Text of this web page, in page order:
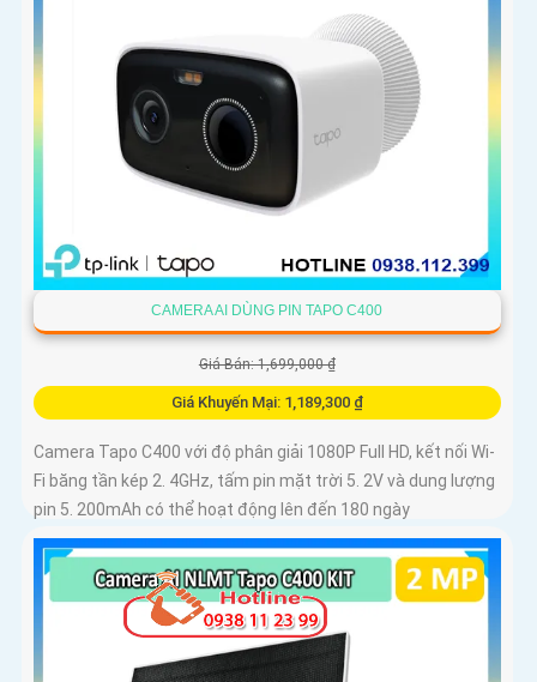
CAMERA AI DÙNG PIN TAPO C400
Giá Bán: 1,699,000 ₫
Giá Khuyến Mại: 1,189,300 ₫
Camera Tapo C400 với độ phân giải 1080P Full HD, kết nối Wi-
Fi băng tần kép 2. 4GHz, tấm pin mặt trời 5. 2V và dung lượng
pin 5. 200mAh có thể hoạt động lên đến 180 ngày